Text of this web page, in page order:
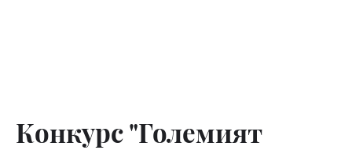
Конкурс "Големият